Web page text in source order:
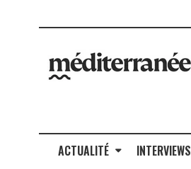
ACTUALITÉ INTERVIEWS